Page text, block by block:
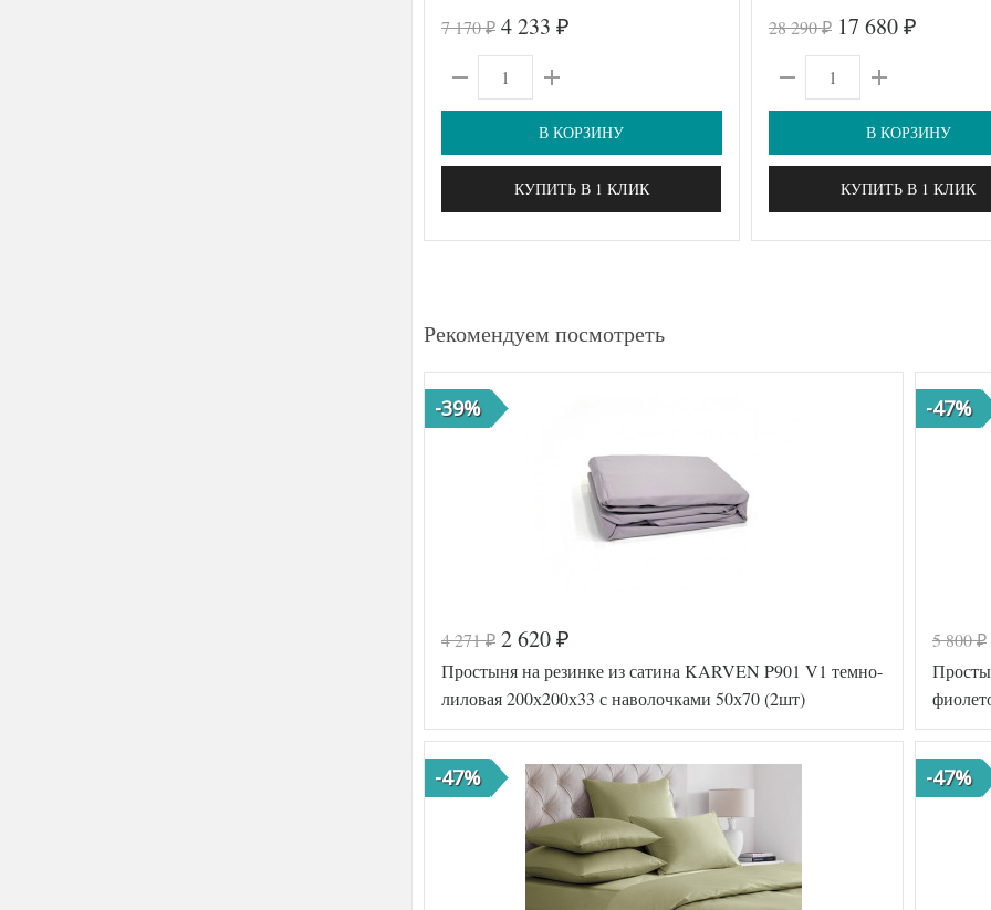
7 170₽ 4 233 ₽
В КОРЗИНУ
КУПИТЬ В 1 КЛИК
28 290₽ 17 680 ₽
В КОРЗИНУ
КУПИТЬ В 1 КЛИК
Рекомендуем посмотреть
-39%
4 271₽ 2 620 ₽
Простыня на резинке из сатина KARVEN P901 V1 темно-
лиловая 200х200х33 с наволочками 50х70 (2шт)
-47%
5 800₽
-47% -47%